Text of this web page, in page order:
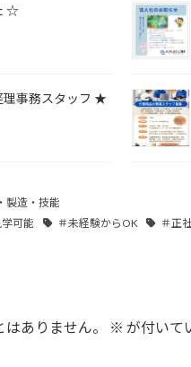
☆
理事務スタッフ ★
製造・技能
可能 ＃未経験からOK ＃正
ありません。 ※ が付いて